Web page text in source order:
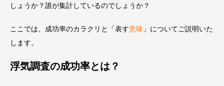
しょうか？誰が集計しているのでしょうか？
ここでは、成功率のカラクリと「表す意味 」についてご説明いた
します。
浮気調査の成功率とは？